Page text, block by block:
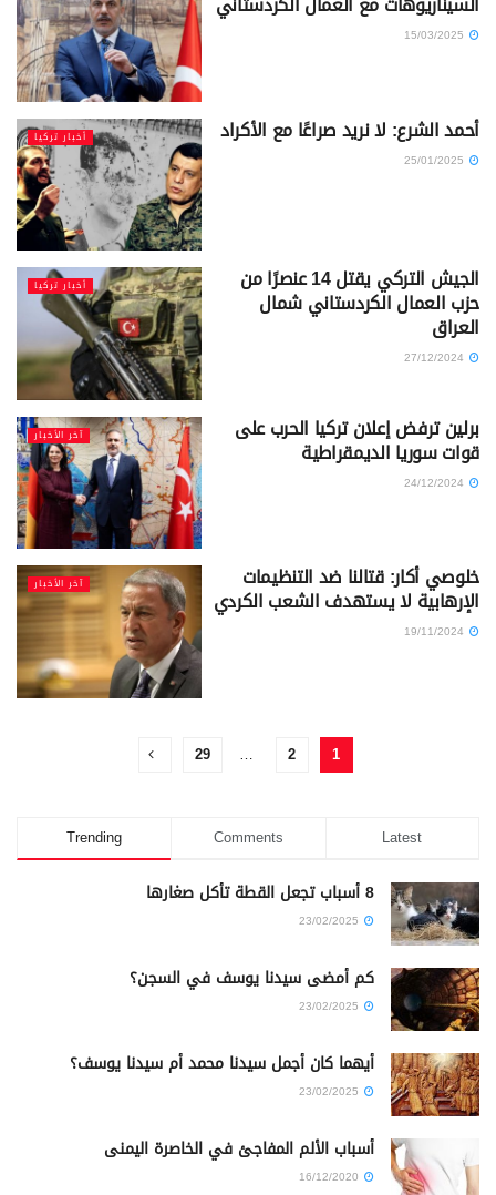
أخبار تركيا أحمد الشرع: لا نريد صراعًا مع الأكراد
أخبار تركيا الجيش التركي يقتل 14 عنصرًا من
حزب العمال الكردستاني شمال
العراق
آخر الأخبار برلين ترفض إعلان تركيا الحرب على
قوات سوريا الديمقراطية
آخر الأخبار خلوصي أكار: قتالنا ضد التنظيمات
الإرهابية لا يستهدف الشعب الكردي
1
2
…
29
Trending Comments Latest
8 أسباب تجعل القطة تأكل صغارها
كم أمضى سيدنا يوسف في السجن؟
أيهما كان أجمل سيدنا محمد أم سيدنا يوسف؟
أسباب الألم المفاجئ في الخاصرة اليمنى